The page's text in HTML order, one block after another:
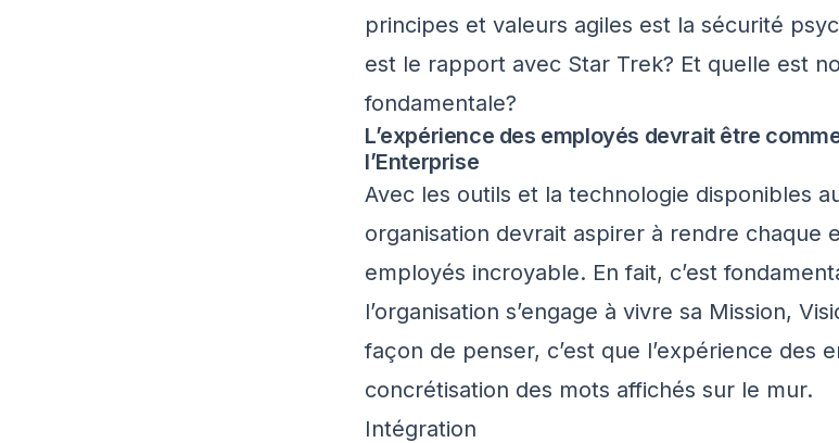
principes et valeurs agiles est la sécurité
est le rapport avec Star Trek? Et quelle est
fondamentale?
L’expérience des employés devrait être
l’Enterprise
Avec les outils et la technologie disponibles
organisation devrait aspirer à rendre chaque
employés incroyable. En fait, c’est
l’organisation s’engage à vivre sa Mission,
façon de penser, c’est que l’expérience des
concrétisation des mots affichés sur le mur.
Intégration